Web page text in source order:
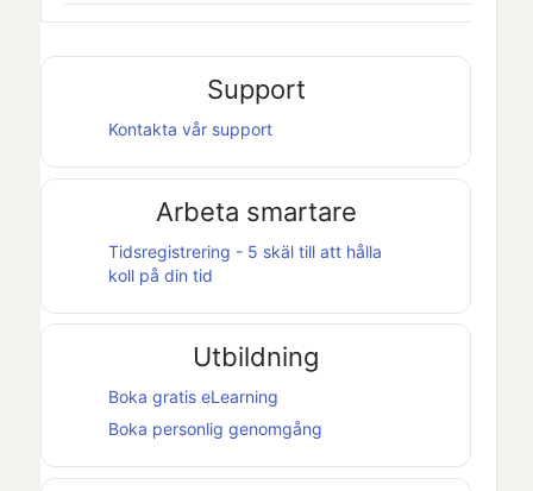
Support
Kontakta vår support
Arbeta smartare
Tidsregistrering - 5 skäl till att hålla
koll på din tid
Utbildning
Boka gratis eLearning
Boka personlig genomgång